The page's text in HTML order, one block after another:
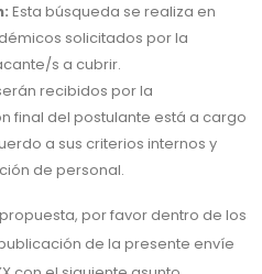
Esta búsqueda se realiza en
solicitados por la
s a cubrir.
recibidos por la
final del postulante está a cargo
a sus criterios internos y
de personal.
por favor dentro de los
de la presente envíe